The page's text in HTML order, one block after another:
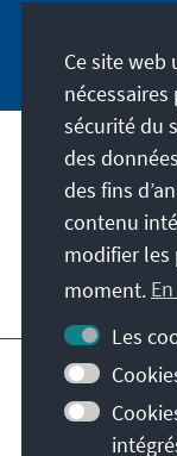
Adresse
Contact
Visitez aussi
Page
Ce site web
sécurité du
des
des fins
contenu
modifier les
moment.
Les